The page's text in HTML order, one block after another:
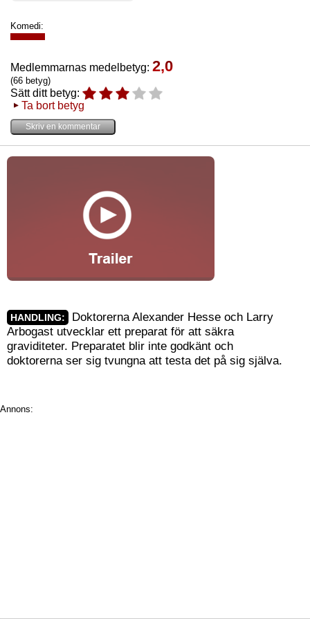
Komedi:
Medlemmarnas medelbetyg: 2,0
(66 betyg)
Sätt ditt betyg:
Ta bort betyg
HANDLING:
Doktorerna Alexander Hesse och Larry
Arbogast utvecklar ett preparat för att säkra
graviditeter. Preparatet blir inte godkänt och
doktorerna ser sig tvungna att testa det på sig själva.
Annons: